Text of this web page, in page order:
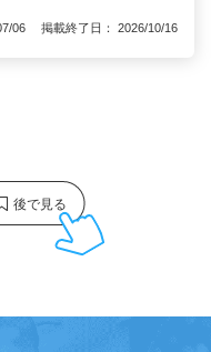
06 掲載終了日： 2026/10/16